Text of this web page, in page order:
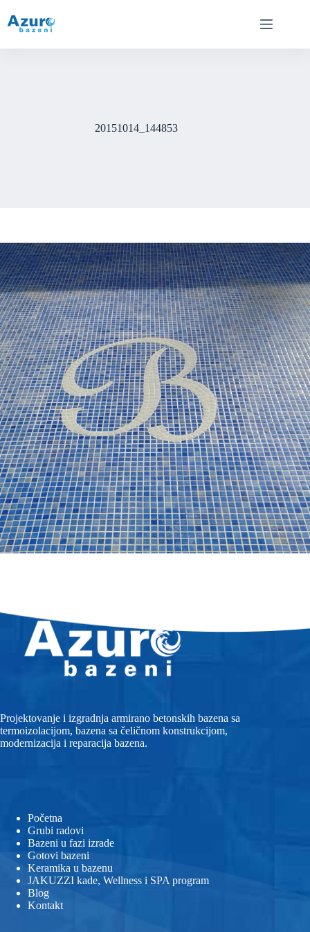
content
20151014_144853
Projektovanje i izgradnja armirano betonskih bazena sa
termoizolacijom, bazena sa čeličnom konstrukcijom,
modernizacija i reparacija bazena.
Početna
Grubi radovi
Bazeni u fazi izrade
Gotovi bazeni
Keramika u bazenu
JAKUZZI kade, Wellness i SPA program
Blog
Kontakt